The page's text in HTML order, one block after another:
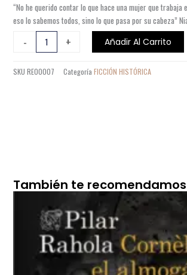
“No he querido contar lo que hace una mujer que trabaja
eso lo sabemos todos, sino lo que pasa por su cabeza”
-
CORDERO
+ Añadir Al Carrito
SKURE00007 Categoría FICCIÓN HISTÓRICA
También te